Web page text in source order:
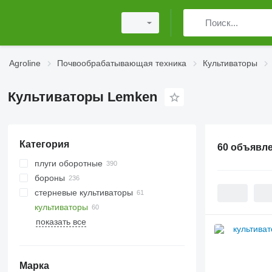
Agroline Почвообрабатывающая техника Культиваторы
Культиваторы Lemken
Категория
плуги оборотные
бороны
дисковые бороны
ротационные бороны
пружинные бороны
стерневые культиваторы
культиваторы
катки кольчатые
катки-измельчители
показать все
Марка
60